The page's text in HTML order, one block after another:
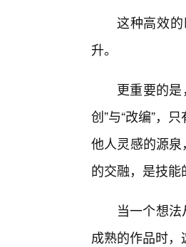
这种高效
升。
更重要的是
创”与“改编”，
他人灵感的源
的交融，是技能
当一个想
成熟的作品时